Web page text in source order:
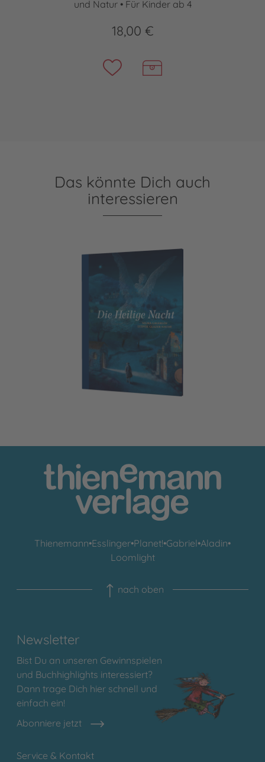
und Natur • Für Kinder ab 4
18,00 €
Das könnte Dich auch
interessieren
Thienemann•Esslinger•Planet!•Gabriel•Aladin•
Loomlight
nach oben
Newsletter
Bist Du an unseren Gewinnspielen
und Buchhighlights interessiert?
Dann trage Dich hier schnell und
einfach ein!
Abonniere jetzt
Service & Kontakt